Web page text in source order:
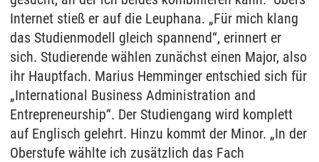
Internet stieß er auf die Leuphana. „Für mich klang
das Studienmodell gleich spannend“, erinnert er
sich. Studierende wählen zunächst einen Major, also
ihr Hauptfach. Marius Hemminger entschied sich für
„International Business Administration and
Entrepreneurship“. Der Studiengang wird komplett
auf Englisch gelehrt. Hinzu kommt der Minor. „In der
Oberstufe wählte ich zusätzlich das Fach